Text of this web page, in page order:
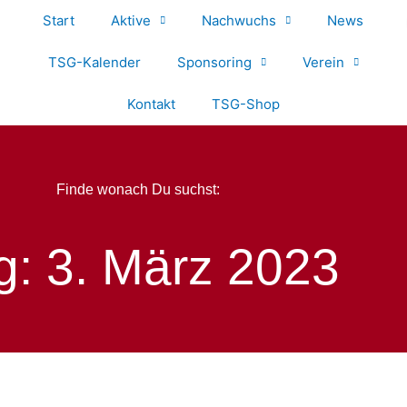
Start Aktive Nachwuchs News
TSG-Kalender Sponsoring Verein
Kontakt TSG-Shop
Finde wonach Du suchst:
3. März 2023